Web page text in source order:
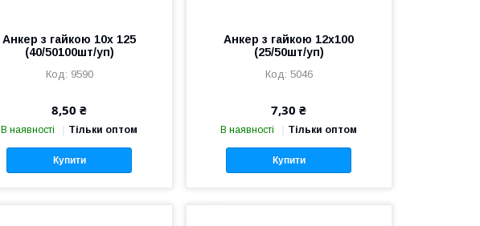
Анкер з гайкою 10х 125
(40/50100шт/уп)
9590
8,50 ₴
В наявності Тільки оптом
Купити
Анкер з гайкою 12х100
(25/50шт/уп)
5046
7,30 ₴
В наявності Тільки оптом
Купити